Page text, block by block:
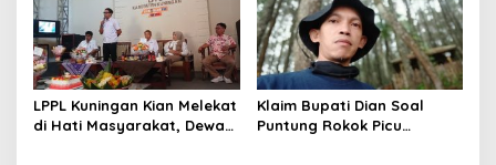
LPPL Kuningan Kian Melekat
di Hati Masyarakat, Dewas
Klaim Bupati Dian Soal
Puntung Rokok Picu